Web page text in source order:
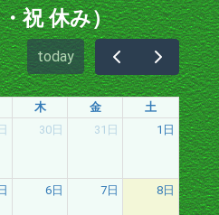
祝 休み）
today
木 金
土
30日 31日 1日
6日 7日 8日